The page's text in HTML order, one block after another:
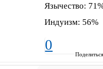
Язычество:
Индуизм: 56%
0